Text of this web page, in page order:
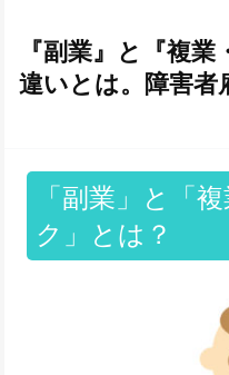
『副業』と『複
違いとは。障害者
「副業」と「
ク」とは？